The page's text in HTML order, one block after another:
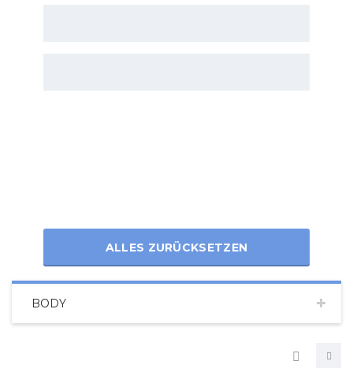
ALLES ZURÜCKSETZEN
BODY